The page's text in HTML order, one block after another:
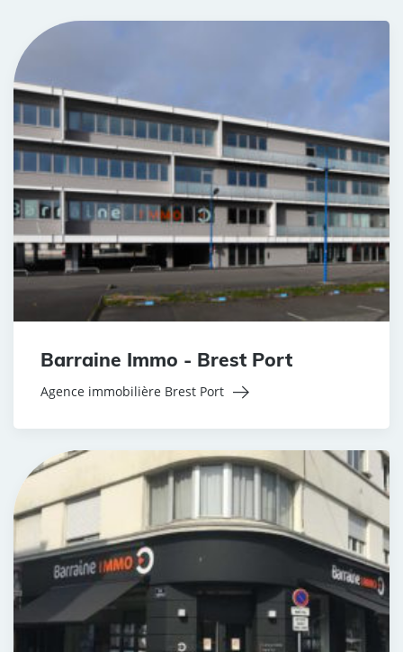
Barraine Immo - Brest Port
Agence immobilière Brest Port